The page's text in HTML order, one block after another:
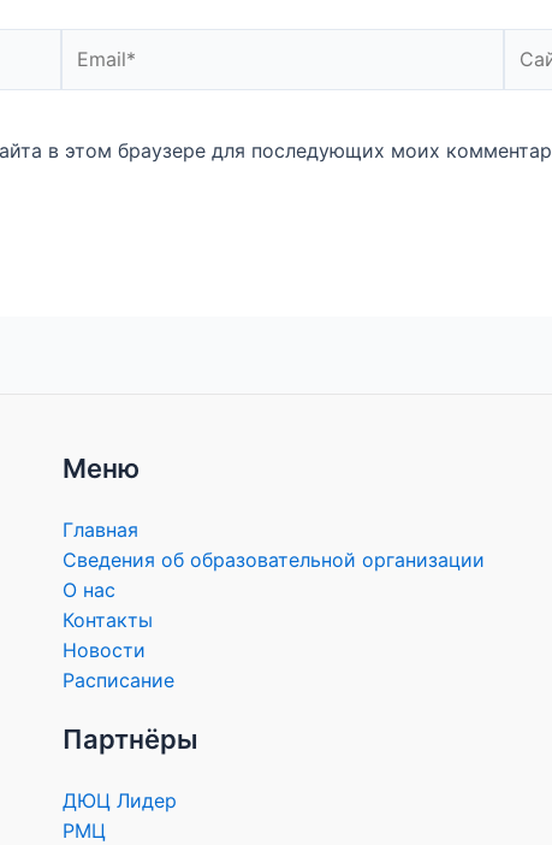
в этом браузере для последующих моих
Меню
Главная
Сведения об образовательной организации
О нас
Контакты
Новости
Расписание
Партнёры
ДЮЦ Лидер
РМЦ